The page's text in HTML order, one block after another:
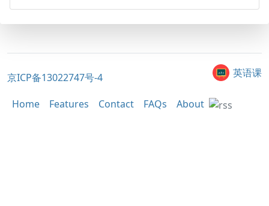
京ICP备13022747号-4 英语课
Home Features Contact FAQs About